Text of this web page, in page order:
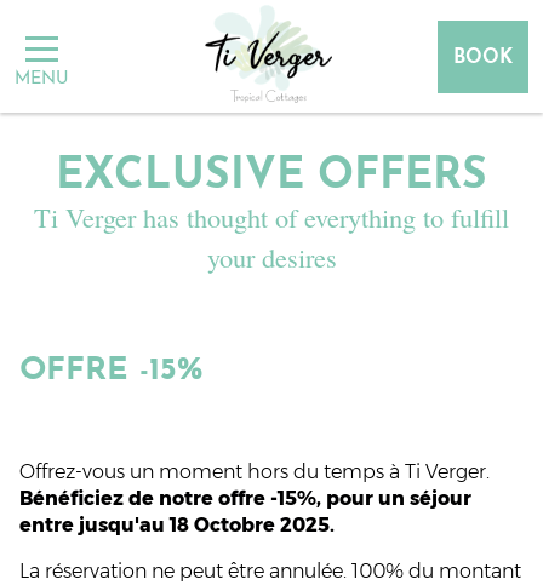
BOOK
MENU
BOOK
EXCLUSIVE OFFERS​
Ti Verger has thought of everything to fulfill
your desires
OFFRE -15%
Offrez-vous un moment hors du temps à Ti Verger.
Bénéficiez de notre offre -15%, pour un séjour
entre jusqu'au 18 Octobre 2025.
La réservation ne peut être annulée. 100% du montant